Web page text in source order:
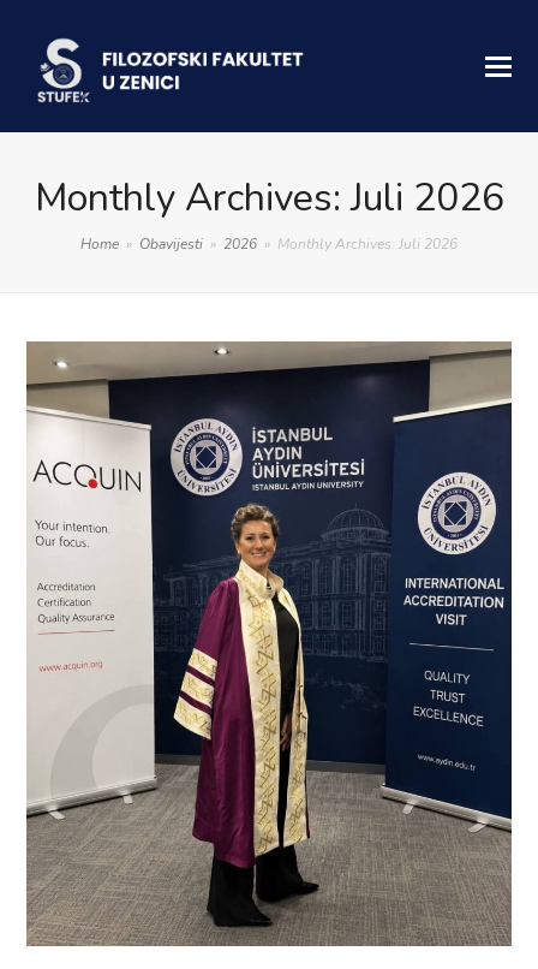
Monthly Archives: Juli 2026
Home » Obavijesti » 2026 » Monthly Archives: Juli 2026